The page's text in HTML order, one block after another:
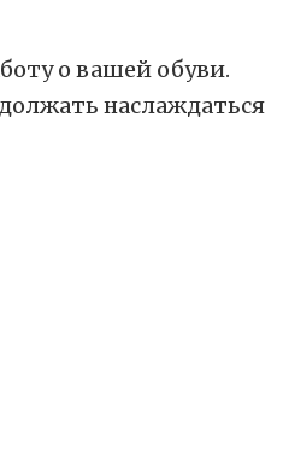
о вашей обуви.
наслаждаться